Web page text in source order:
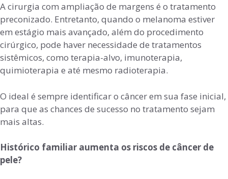
A cirurgia com ampliação de margens é o tratamento
preconizado. Entretanto, quando o melanoma estiver
em estágio mais avançado, além do procedimento
cirúrgico, pode haver necessidade de tratamentos
sistêmicos, como terapia-alvo, imunoterapia,
quimioterapia e até mesmo radioterapia.
O ideal é sempre identificar o câncer em sua fase inicial,
para que as chances de sucesso no tratamento sejam
mais altas.
Histórico familiar aumenta os riscos de câncer de
pele?